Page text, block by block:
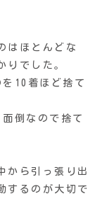
はほとんどな
りでした。
10着ほど捨て
倒なので捨て
から引っ張り出
するのが大切で